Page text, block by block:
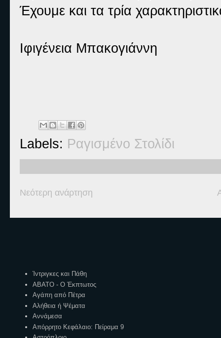
Έχουμε και τα τρία
Ιφιγένεια Μπακογιάννη
Labels: Ραγισμένο Στολίδι
Νεότερη ανάρτηση
Ίντριγκες και Πάθη
ΑΒΑΤΟ - Ο Έκπτωτος
Αγάπη από Πέτρα
Αλήθεια ή Ψέματα
Αννάμεσα
Απόρρητο Κεφάλαιο: Πείραμα 9